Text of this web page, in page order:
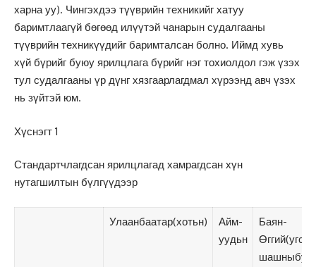
харна уу). Чингэхдээ түүврийн техникийг хатуу
баримтлаагүй бөгөөд илүүтэй чанарын судалгааны
түүврийн техникүүдийг баримталсан болно. Иймд хувь
хүй бүрийг буюу ярилцлага бүрийг нэг тохиолдол гэж үзэх
тул судалгааны үр дүнг хязгаарлагдмал хүрээнд авч үзэх
нь зүйтэй юм.
Хүснэгт 1
Стандартчлагдсан ярилцлагад хамрагдсан хүн
нутагшилтын бүлгүүдээр
Улаанбаатар(хотьн)
Айм-
уудьн
Баян-